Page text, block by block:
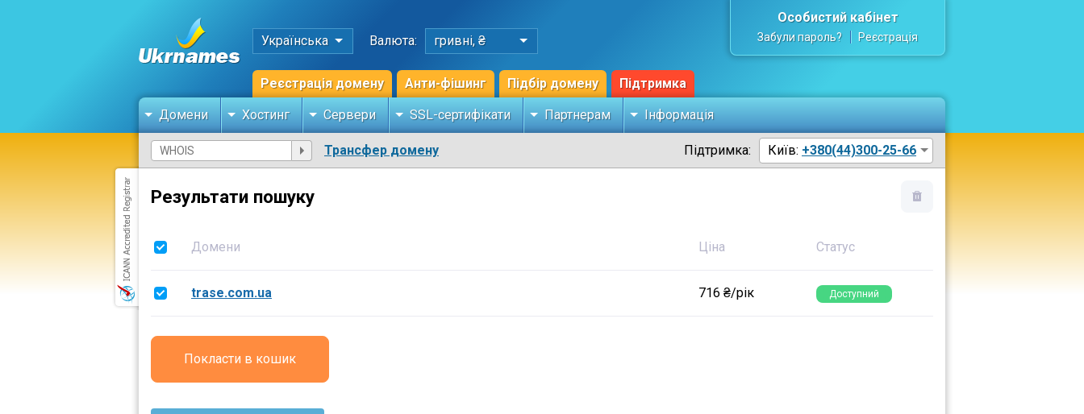
Українська Валюта: гривні, ₴
Реєстрація домену Анти-фішинг Підбір домену Підтримка
Особистий кабінет
Забули пароль? Реєстрація
Домени Хостинг Сервери SSL-сертифікати Партнерам Інформація
Трансфер домену Підтримка: Київ: +380(44)300-25-66
Результати пошуку
Домени Ціна Статус
trase.com.ua 716 ₴/рік Доступний
Покласти в кошик